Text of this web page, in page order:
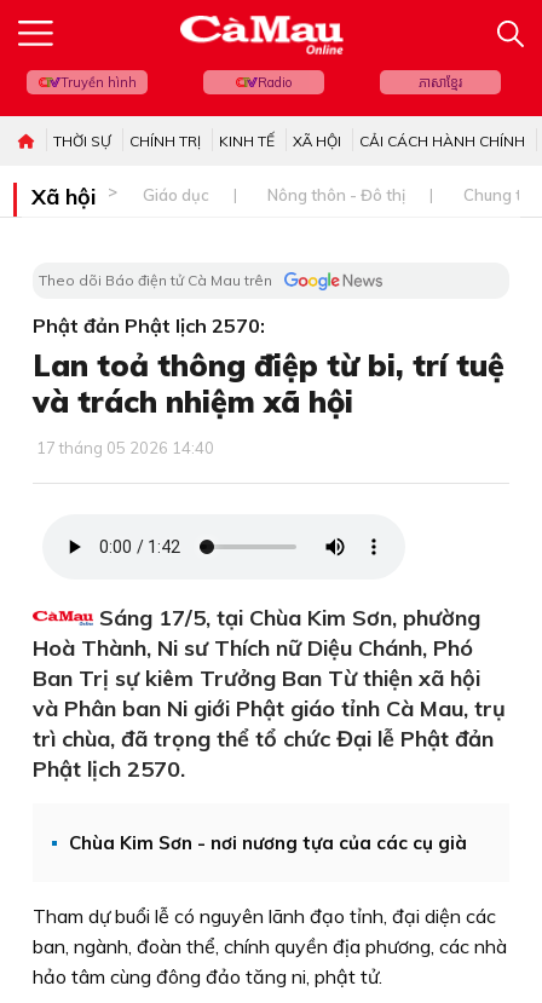
Truyền hình Radio ភាសាខ្មែរ
THỜI SỰ CHÍNH TRỊ KINH TẾ XÃ HỘI CẢI CÁCH HÀNH CHÍNH
Xã hội Giáo dục Nông thôn - Đô thị Chung
Theo dõi Báo điện tử Cà Mau trên
Phật đản Phật lịch 2570:
Lan toả thông điệp từ bi, trí tuệ
và trách nhiệm xã hội
17 tháng 05 2026 14:40
Sáng 17/5, tại Chùa Kim Sơn, phường
Hoà Thành, Ni sư Thích nữ Diệu Chánh, Phó
Ban Trị sự kiêm Trưởng Ban Từ thiện xã hội
và Phân ban Ni giới Phật giáo tỉnh Cà Mau, trụ
trì chùa, đã trọng thể tổ chức Đại lễ Phật đản
Phật lịch 2570.
Chùa Kim Sơn - nơi nương tựa của các cụ già
Tham dự buổi lễ có nguyên lãnh đạo tỉnh, đại diện các
ban, ngành, đoàn thể, chính quyền địa phương, các nhà
hảo tâm cùng đông đảo tăng ni, phật tử.